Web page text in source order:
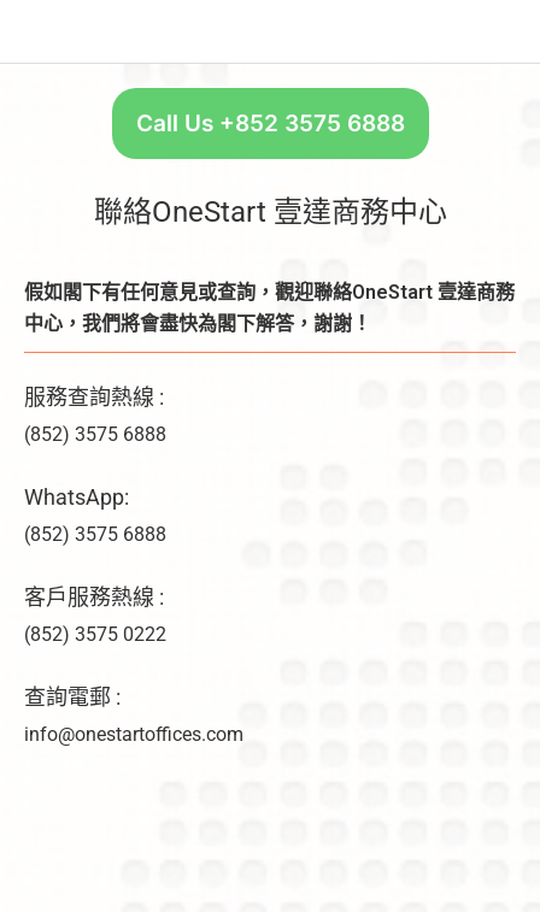
Call Us +852 3575 6888
聯絡OneStart 壹達商務中心
假如閣下有任何意見或查詢，觀迎聯絡OneStart 壹達商務
中心，我們將會盡快為閣下解答，謝謝！
服務查詢熱線 :
(852) 3575 6888
WhatsApp:
(852) 3575 6888
客戶服務熱線 :
(852) 3575 0222
查詢電郵 :
info@onestartoffices.com